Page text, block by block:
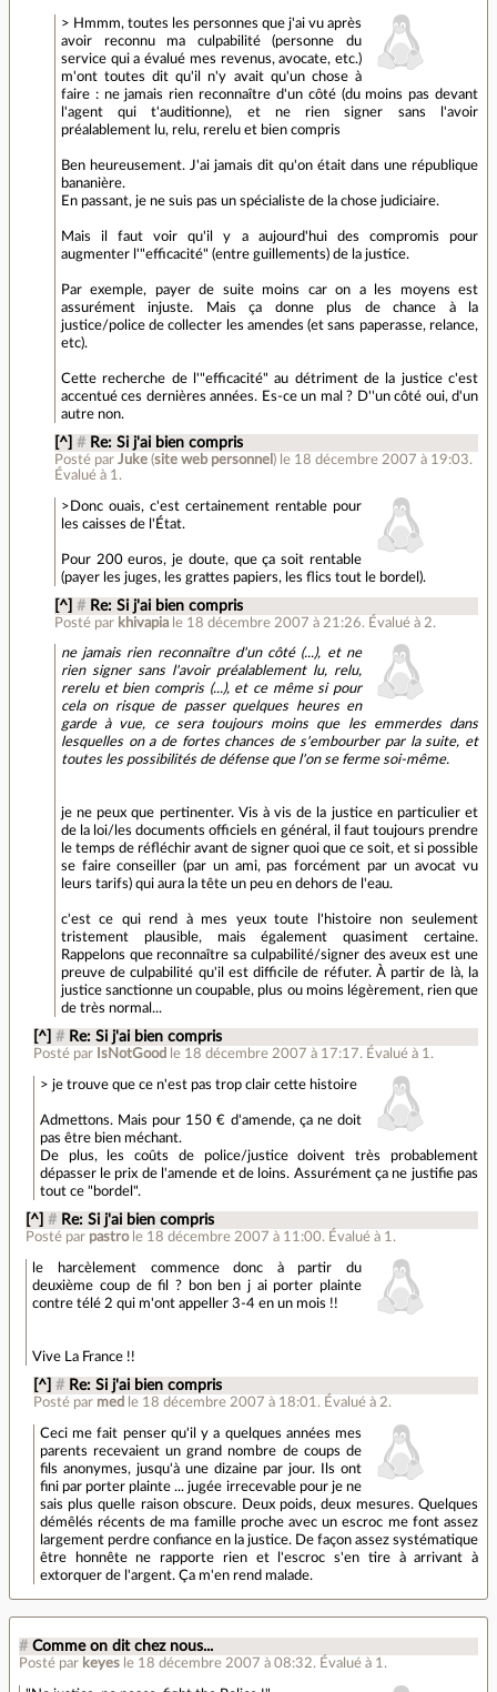
> Hmmm, toutes les personnes que j'ai vu après
avoir reconnu ma culpabilité (personne du
service qui a évalué mes revenus, avocate, etc.)
m'ont toutes dit qu'il n'y avait qu'un chose à
faire : ne jamais rien reconnaître d'un côté (du moins pas devant
l'agent qui t'auditionne), et ne rien signer sans l'avoir
préalablement lu, relu, rerelu et bien compris
Ben heureusement. J'ai jamais dit qu'on était dans une république
bananière.
En passant, je ne suis pas un spécialiste de la chose judiciaire.
Mais il faut voir qu'il y a aujourd'hui des compromis pour
augmenter l'"efficacité" (entre guillements) de la justice.
Par exemple, payer de suite moins car on a les moyens est
assurément injuste. Mais ça donne plus de chance à la
justice/police de collecter les amendes (et sans paperasse, relance,
etc).
Cette recherche de l'"efficacité" au détriment de la justice c'est
accentué ces dernières années. Es-ce un mal ? D''un côté oui, d'un
autre non.
[^] # Re: Si j'ai bien compris
Posté par Juke(site web personnel ) le 18 décembre 2007 à 19:03.
Évalué à 1 .
>Donc ouais, c'est certainement rentable pour
les caisses de l'État.
Pour 200 euros, je doute, que ça soit rentable
(payer les juges, les grattes papiers, les flics tout le bordel).
[^] # Re: Si j'ai bien compris
Posté par khivapia le 18 décembre 2007 à 21:26. Évalué à 2.
ne jamais rien reconnaître d'un côté (...), et ne
rien signer sans l'avoir préalablement lu, relu,
rerelu et bien compris (...), et ce même si pour
cela on risque de passer quelques heures en
garde à vue, ce sera toujours moins que les emmerdes dans
lesquelles on a de fortes chances de s'embourber par la suite, et
toutes les possibilités de défense que l'on se ferme soi-même.
je ne peux que pertinenter. Vis à vis de la justice en particulier et
de la loi/les documents officiels en général, il faut toujours prendre
le temps de réfléchir avant de signer quoi que ce soit, et si possible
se faire conseiller (par un ami, pas forcément par un avocat vu
leurs tarifs) qui aura la tête un peu en dehors de l'eau.
c'est ce qui rend à mes yeux toute l'histoire non seulement
tristement plausible, mais également quasiment certaine.
Rappelons que reconnaître sa culpabilité/signer des aveux est une
preuve de culpabilité qu'il est difficile de réfuter. À partir de là, la
justice sanctionne un coupable, plus ou moins légèrement, rien que
de très normal...
[^] # Re: Si j'ai bien compris
Posté par IsNotGood le 18 décembre 2007 à 17:17. Évalué à 1 .
> je trouve que ce n'est pas trop clair cette histoire
Admettons. Mais pour 150 € d'amende, ça ne doit
pas être bien méchant.
De plus, les coûts de police/justice doivent très probablement
dépasser le prix de l'amende et de loins. Assurément ça ne justifie pas
tout ce "bordel".
[^] # Re: Si j'ai bien compris
Posté par pastro le 18 décembre 2007 à 11:00. Évalué à 1 .
le harcèlement commence donc à partir du
deuxième coup de fil ? bon ben j ai porter plainte
contre télé 2 qui m'ont appeller 3-4 en un mois !!
Vive La France !!
[^] # Re: Si j'ai bien compris
Posté par med le 18 décembre 2007 à 18:01 . Évalué à 2.
Ceci me fait penser qu'il y a quelques années mes
parents recevaient un grand nombre de coups de
fils anonymes, jusqu'à une dizaine par jour. Ils ont
fini par porter plainte ... jugée irrecevable pour je ne
sais plus quelle raison obscure. Deux poids, deux mesures. Quelques
démêlés récents de ma famille proche avec un escroc me font assez
largement perdre confiance en la justice. De façon assez systématique
être honnête ne rapporte rien et l'escroc s'en tire à arrivant à
extorquer de l'argent. Ça m'en rend malade.
# Comme on dit chez nous...
Posté par keyes le 18 décembre 2007 à 08:32. Évalué à 1 .